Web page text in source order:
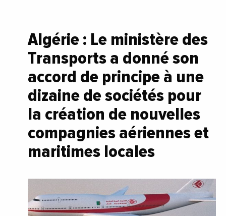
Algérie : Le ministère des
Transports a donné son
accord de principe à une
dizaine de sociétés pour
la création de nouvelles
compagnies aériennes et
maritimes locales